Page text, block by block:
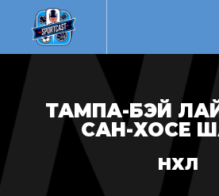
ТАМПА-БЭЙ
САН-ХОСЕ
НХЛ